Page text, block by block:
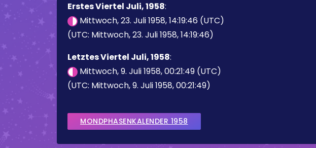
Erstes Viertel Juli, 1958:
Mittwoch, 23. Juli 1958, 14:19:46 (UTC)
(UTC: Mittwoch, 23. Juli 1958, 14:19:46)
Letztes Viertel Juli, 1958:
Mittwoch, 9. Juli 1958, 00:21:49 (UTC)
(UTC: Mittwoch, 9. Juli 1958, 00:21:49)
MONDPHASENKALENDER 1958